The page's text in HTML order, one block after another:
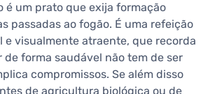
é um prato que exija formação
passadas ao fogão. É uma refeição
e visualmente atraente, que recorda
de forma saudável não tem de ser
compromissos. Se além disso
de agricultura biológica ou de